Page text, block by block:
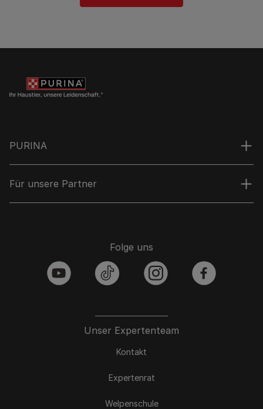
PURINA
Für unsere Partner
Unser Expertenteam
Kontakt
Expertenrat
Welpenschule
Folge uns
youtube tiktok instagram facebook